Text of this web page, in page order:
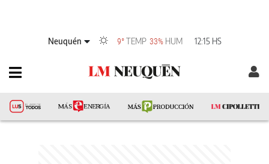
Neuquén 9° TEMP 33% HUM 12:15 HS